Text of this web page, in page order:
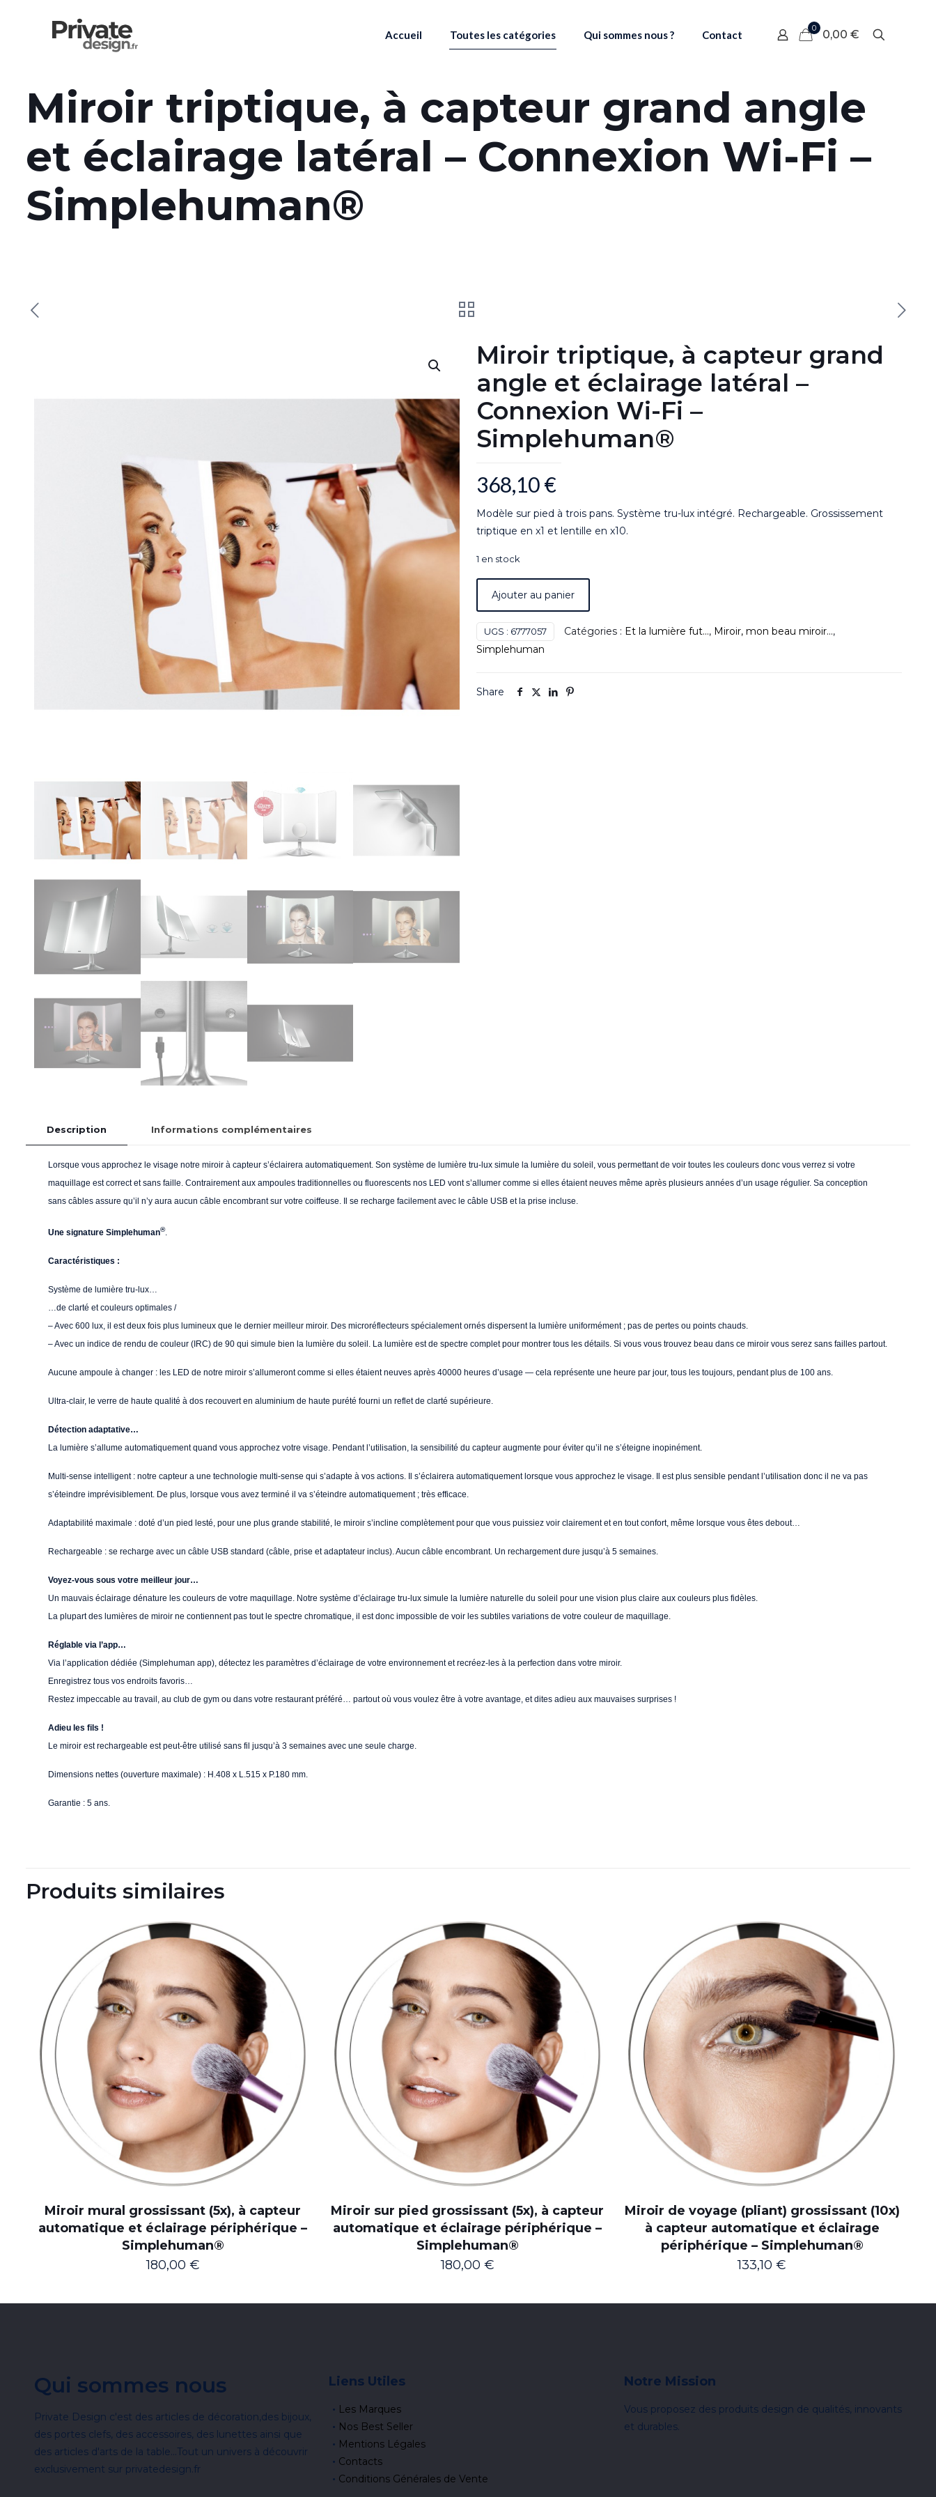
Accueil Toutes les catégories Qui sommes nous ? Contact
0 0,00 €
Miroir triptique, à capteur grand angle
et éclairage latéral – Connexion Wi-Fi –
Simplehuman®
Miroir triptique, à capteur grand
angle et éclairage latéral –
Connexion Wi-Fi –
Simplehuman®
368,10€
Modèle sur pied à trois pans. Système tru-lux intégré. Rechargeable. Grossissement
triptique en x1 et lentille en x10.
1 en stock
Ajouter au panier
UGS : 6777057 Catégories : Et la lumière fut..., Miroir, mon beau miroir...,
Simplehuman
Share
Description Informations complémentaires
Lorsque vous approchez le visage notre miroir à capteur s’éclairera automatiquement. Son système de lumière tru-lux simule la lumière du soleil, vous permettant de voir toutes les couleurs donc vous verrez si votre
maquillage est correct et sans faille. Contrairement aux ampoules traditionnelles ou fluorescents nos LED vont s’allumer comme si elles étaient neuves même après plusieurs années d’un usage régulier. Sa conception
sans câbles assure qu’il n’y aura aucun câble encombrant sur votre coiffeuse. Il se recharge facilement avec le câble USB et la prise incluse.
Une signature Simplehuman®.
Caractéristiques :
Système de lumière tru-lux…
…de clarté et couleurs optimales /
– Avec 600 lux, il est deux fois plus lumineux que le dernier meilleur miroir. Des microréflecteurs spécialement ornés dispersent la lumière uniformément ; pas de pertes ou points chauds.
– Avec un indice de rendu de couleur (IRC) de 90 qui simule bien la lumière du soleil. La lumière est de spectre complet pour montrer tous les détails. Si vous vous trouvez beau dans ce miroir vous serez sans failles partout.
Aucune ampoule à changer : les LED de notre miroir s’allumeront comme si elles étaient neuves après 40000 heures d’usage — cela représente une heure par jour, tous les toujours, pendant plus de 100 ans.
Ultra-clair, le verre de haute qualité à dos recouvert en aluminium de haute purété fourni un reflet de clarté supérieure.
Détection adaptative…
La lumière s’allume automatiquement quand vous approchez votre visage. Pendant l’utilisation, la sensibilité du capteur augmente pour éviter qu’il ne s’éteigne inopinément.
Multi-sense intelligent : notre capteur a une technologie multi-sense qui s’adapte à vos actions. Il s’éclairera automatiquement lorsque vous approchez le visage. Il est plus sensible pendant l’utilisation donc il ne va pas
s’éteindre imprévisiblement. De plus, lorsque vous avez terminé il va s’éteindre automatiquement ; très efficace.
Adaptabilité maximale : doté d’un pied lesté, pour une plus grande stabilité, le miroir s’incline complètement pour que vous puissiez voir clairement et en tout confort, même lorsque vous êtes debout…
Rechargeable : se recharge avec un câble USB standard (câble, prise et adaptateur inclus). Aucun câble encombrant. Un rechargement dure jusqu’à 5 semaines.
Voyez-vous sous votre meilleur jour…
Un mauvais éclairage dénature les couleurs de votre maquillage. Notre système d’éclairage tru-lux simule la lumière naturelle du soleil pour une vision plus claire aux couleurs plus fidèles.
La plupart des lumières de miroir ne contiennent pas tout le spectre chromatique, il est donc impossible de voir les subtiles variations de votre couleur de maquillage.
Réglable via l’app…
Via l’application dédiée (Simplehuman app), détectez les paramètres d’éclairage de votre environnement et recréez-les à la perfection dans votre miroir.
Enregistrez tous vos endroits favoris…
Restez impeccable au travail, au club de gym ou dans votre restaurant préféré… partout où vous voulez être à votre avantage, et dites adieu aux mauvaises surprises !
Adieu les fils !
Le miroir est rechargeable est peut-être utilisé sans fil jusqu’à 3 semaines avec une seule charge.
Dimensions nettes (ouverture maximale) : H.408 x L.515 x P.180 mm.
Garantie : 5 ans.
Produits similaires
Miroir mural grossissant (5x), à capteur
automatique et éclairage périphérique –
Simplehuman®
180,00 €
Miroir sur pied grossissant (5x), à capteur
automatique et éclairage périphérique –
Simplehuman®
180,00 €
Miroir de voyage (pliant) grossissant (10x)
à capteur automatique et éclairage
périphérique – Simplehuman®
133,10€
Qui sommes nous
Private Design c'est des articles de décoration,des bijoux,
des portes clefs, des accessoires, des lunettes ainsi que
des articles d'arts de la table...Tout un univers à découvrir
exclusivement sur privatedesign.fr
Liens Utiles
Les Marques
Nos Best Seller
Mentions Légales
Contacts
Conditions Générales de Vente
Notre Mission
Vous proposez des produits design de qualités, innovants
et durables.